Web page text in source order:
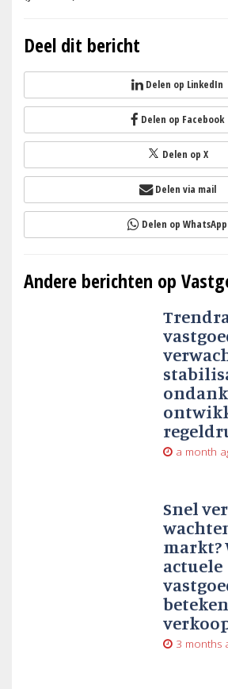
Deel dit bericht
Delen op LinkedIn
Delen op Facebook
Delen op X
Delen via mail
Delen op WhatsApp
Andere berichten op
a month
Snel
markt?
actuele
3 months